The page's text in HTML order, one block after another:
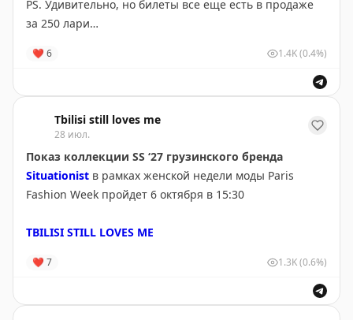
в Грузию
PS. Удивительно, но билеты все еще есть в продаже
за 250 лари
Mark’n’Post
— посылки / переезды / документы из/
❤ 6 1.4K(0.4%)
Tbilisi still loves me
28 июл.
Показ коллекции SS ‘27 грузинского бренда
Situationist в рамках женской недели моды Paris
Fashion Week пройдет 6 октября в 15:30
TBILISI STILL LOVES ME
❤ 7 1.3K(0.6%)